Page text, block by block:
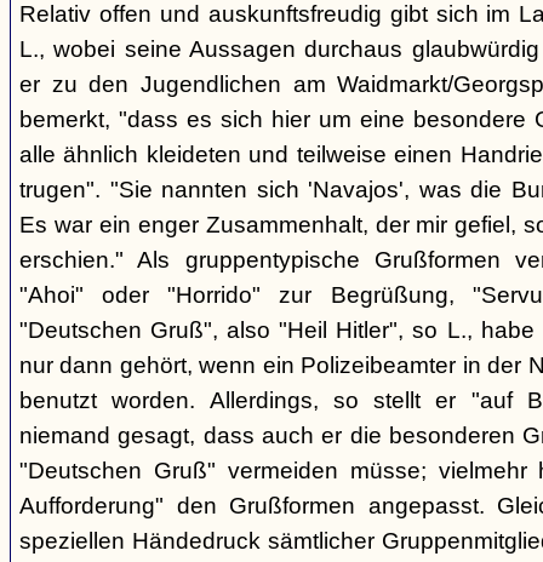
Relativ offen und auskunftsfreudig gibt sich im
L., wobei seine Aussagen durchaus
er zu den Jugendlichen am Waidmarkt/
bemerkt, "dass es sich hier um eine besondere
alle ähnlich kleideten und teilweise einen
trugen". "Sie nannten sich 'Navajos', was die
Es war ein enger Zusammenhalt, der mir gefiel,
erschien." Als gruppentypische Grußformen
"Ahoi" oder "Horrido" zur Begrüßung,
"Deutschen Gruß", also "Heil Hitler", so L.,
nur dann gehört, wenn ein Polizeibeamter in der
benutzt worden. Allerdings, so stellt er "auf
niemand gesagt, dass auch er die besonderen
"Deutschen Gruß" vermeiden müsse;
Aufforderung" den Grußformen angepasst.
speziellen Händedruck sämtlicher